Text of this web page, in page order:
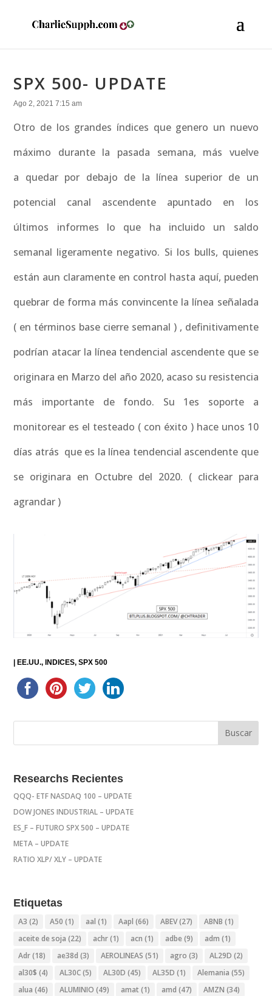
SPX 500- UPDATE
Ago 2, 2021 7:15 am
Otro de los grandes índices que genero un nuevo
máximo durante la pasada semana, más vuelve
a quedar por debajo de la línea superior de un
potencial canal ascendente apuntado en los
últimos informes lo que ha incluido un saldo
semanal ligeramente negativo. Si los bulls, quienes
están aun claramente en control hasta aquí, pueden
quebrar de forma más convincente la línea señalada
( en términos base cierre semanal ) , definitivamente
podrían atacar la línea tendencial ascendente que se
originara en Marzo del año 2020, acaso su resistencia
más importante de fondo. Su 1es soporte a
monitorear es el testeado ( con éxito ) hace unos 10
días atrás que es la línea tendencial ascendente que
se originara en Octubre del 2020. ( clickear para
agrandar )
|EE.UU. INDICES SPX 500
Researchs Recientes
QQQ- ETF NASDAQ 100 – UPDATE
DOW JONES INDUSTRIAL – UPDATE
ES_F – FUTURO SPX 500 – UPDATE
META – UPDATE
RATIO XLP/ XLY – UPDATE
Etiquetas
A3 (2) A50 (1) aal (1) Aapl (66) ABEV(27) ABNB (1)
aceite de soja (22) achr(1) acn (1) adbe (9) adm (1)
Adr(18) ae38d (3) AEROLINEAS (51) agro (3) AL29D (2)
al30$ (4) AL30C(5) AL30D (45) AL35D (1) Alemania (55)
alua (46) ALUMINIO (49) amat (1) amd (47) AMZN (34)